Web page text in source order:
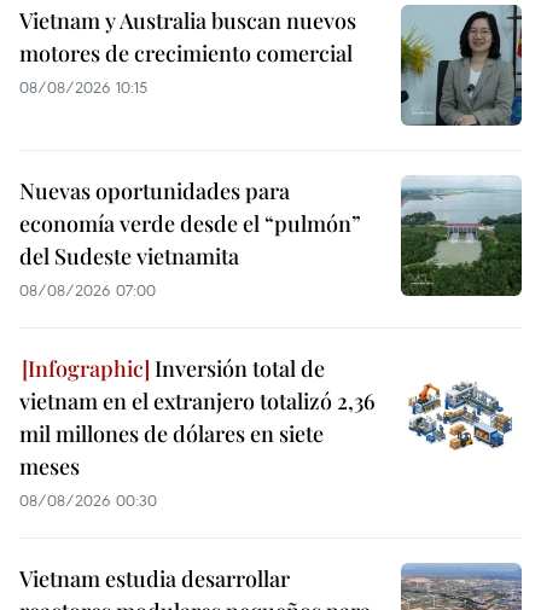
Vietnam y Australia buscan nuevos
motores de crecimiento comercial
08/08/2026 10:15
Nuevas oportunidades para
economía verde desde el “pulmón”
del Sudeste vietnamita
08/08/2026 07:00
Inversión total de
vietnam en el extranjero totalizó 2,36
mil millones de dólares en siete
meses
08/08/2026 00:30
Vietnam estudia desarrollar